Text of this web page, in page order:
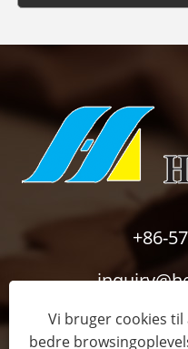
+86-
Vi bruger cookies
bedre